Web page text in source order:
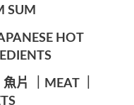
SUM
HOT
片 ｜MEAT ｜